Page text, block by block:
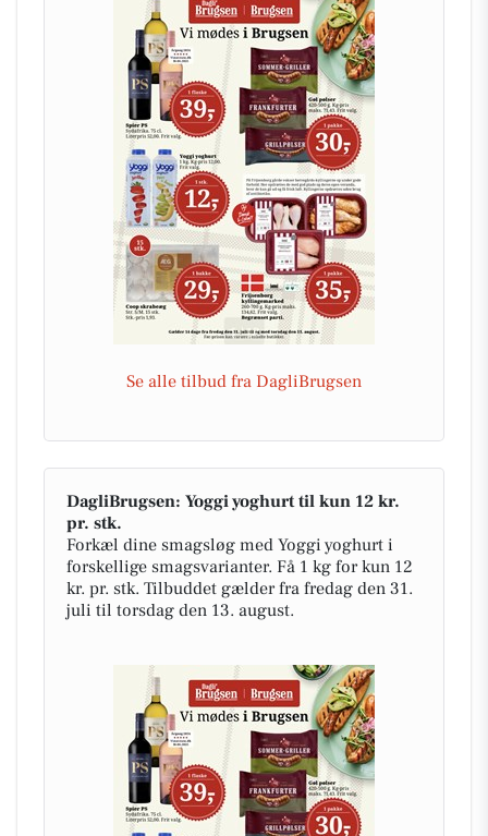
Se alle tilbud fra DagliBrugsen
DagliBrugsen: Yoggi yoghurt til kun 12 kr.
pr. stk.
Forkæl dine smagsløg med Yoggi yoghurt i
forskellige smagsvarianter. Få 1 kg for kun 12
kr. pr. stk. Tilbuddet gælder fra fredag den 31.
juli til torsdag den 13. august.